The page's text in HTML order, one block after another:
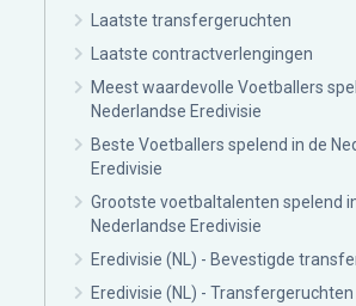
Laatste transfergeruchten
Laatste contractverlengingen
Meest waardevolle Voetballers
Nederlandse Eredivisie
Beste Voetballers spelend in de
Eredivisie
Grootste voetbaltalenten spelend
Nederlandse Eredivisie
Eredivisie (NL) - Bevestigde
Eredivisie (NL) - Transfergeruchten